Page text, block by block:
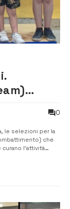
0
le selezioni per la
che
l’attività
un ennesimo